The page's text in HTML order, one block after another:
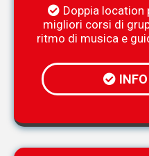
Doppia location
migliori corsi di
ritmo di musica e